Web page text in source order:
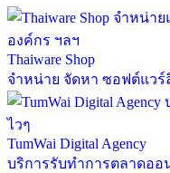
Thaiware Shop
จำหน่าย จัดหา ซอฟต์แว
TumWai Digital Agency
บริการรับทำการตลาดออ